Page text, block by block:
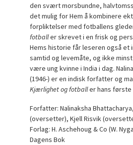
den svært morsbundne,
det mulig for Hem å kombinere
forpliktelser med fotballens
fotballer skrevet i en frisk og
Hems historie får leseren også et
samtid og levemåte, og ikke
være ung kvinne i India i dag.
(1946-) er en indisk forfatter og
Kjærlighet og fotballer hans første
Forfatter: Nalinaksha
(oversetter), Kjell Risvik
Forlag: H. Aschehoug & Co (W.
Dagens Bok